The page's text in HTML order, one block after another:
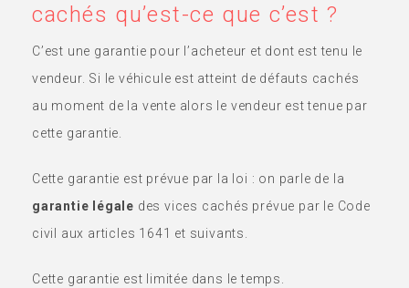
cachés qu’est-ce que c’est ?
C’est une garantie pour l’acheteur et dont est tenu le
vendeur. Si le véhicule est atteint de défauts cachés
au moment de la vente alors le vendeur est tenue par
cette garantie.
Cette garantie est prévue par la loi : on parle de la
garantie légale des vices cachés prévue par le Code
civil aux articles 1641 et suivants.
Cette garantie est limitée dans le temps.